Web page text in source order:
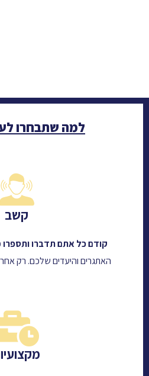
למה שתבחרו
קשב
קודם כל אתם תדברו ותספרו
האתגרים והיעדים שלכם. רק